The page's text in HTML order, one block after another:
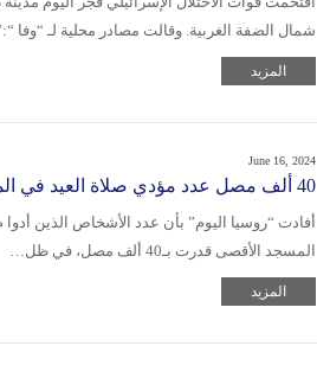
شمال الضفة الغربية. وقالت مصادر محلية لـ “وفا
المزيد
June 16, 2024
40 ألف مصل عدد مؤدي صلاة العيد في المسجد الأقصى
أفادت “روسيا اليوم” بأن عدد الأشخاص الذين
المسجد الأقصى قدرت بـ40 ألف مصل، في ظل…
المزيد